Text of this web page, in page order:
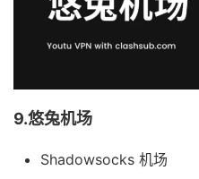
9.悠兔机场
Shadowsocks 机场